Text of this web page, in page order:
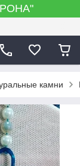
камни